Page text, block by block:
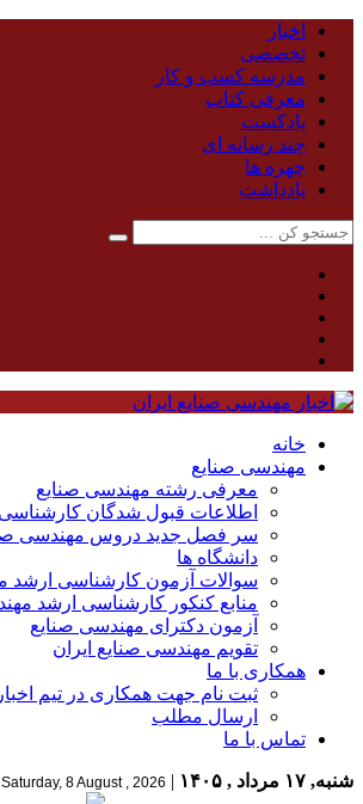
اخبار
تخصصی
مدرسه کسب و کار
معرفی کتاب
پادکست
چند رسانه ای
چهره ها
یادداشت
خانه
مهندسی صنایع
معرفی رشته مهندسی صنایع
اطلاعات قبول شدگان کارشناسی
سر فصل جدید دروس مهندسی
دانشگاه ها
سوالات آزمون کارشناسی ارشد
منابع کنکور کارشناسی ارشد
آزمون دکترای مهندسی صنایع
تقویم مهندسی صنایع ایران
همکاری با ما
ثبت نام جهت همکاری در تیم
ارسال مطلب
تماس با ما
شنبه, ۱۷ مرداد , ۱۴۰۵ |
Saturday, 8 August , 2026